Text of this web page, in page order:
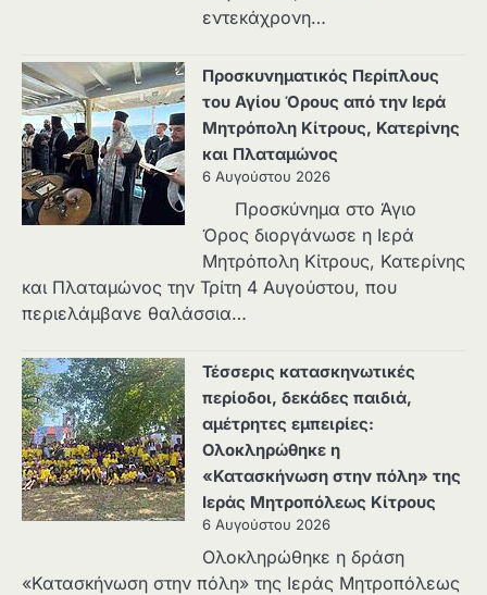
εντεκάχρονη…
Προσκυνηματικός Περίπλους
του Αγίου Όρους από την Ιερά
Μητρόπολη Κίτρους, Κατερίνης
και Πλαταμώνος
6 Αυγούστου 2026
Προσκύνημα στο Άγιο
Όρος διοργάνωσε η Ιερά
Μητρόπολη Κίτρους, Κατερίνης
και Πλαταμώνος την Τρίτη 4 Αυγούστου, που
περιελάμβανε θαλάσσια…
Τέσσερις κατασκηνωτικές
περίοδοι, δεκάδες παιδιά,
αμέτρητες εμπειρίες:
Ολοκληρώθηκε η
«Κατασκήνωση στην πόλη» της
Ιεράς Μητροπόλεως Κίτρους
6 Αυγούστου 2026
Ολοκληρώθηκε η δράση
«Κατασκήνωση στην πόλη» της Ιεράς Μητροπόλεως